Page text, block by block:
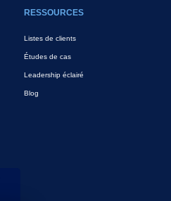
RESSOURCES
Listes de clients
Études de cas
Leadership éclairé
Blog